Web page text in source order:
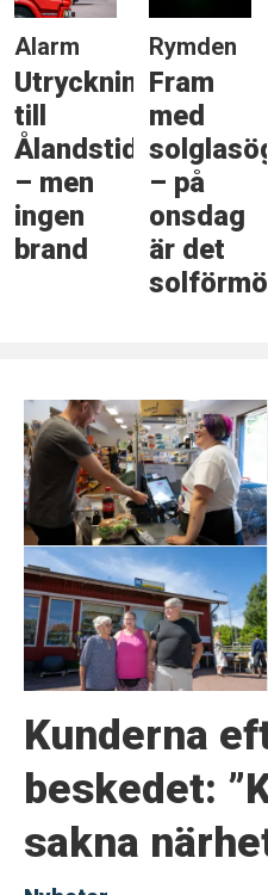
Alarm
Utryckning
till
Ålandstidningen
– men
ingen
brand
Rymden
Fram
med
– på
onsdag
är det
Kunderna
beskedet:
sakna